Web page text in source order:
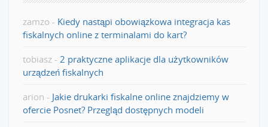
zamzo - Kiedy nastąpi obowiązkowa integracja kas
fiskalnych online z terminalami do kart?
tobiasz - 2 praktyczne aplikacje dla użytkowników
urządzeń fiskalnych
arion - Jakie drukarki fiskalne online znajdziemy w
ofercie Posnet? Przegląd dostępnych modeli